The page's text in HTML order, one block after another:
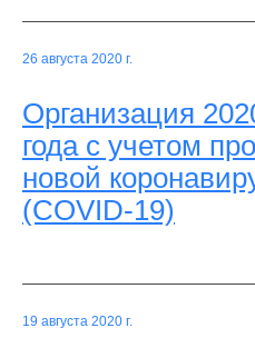
26 августа 2020 г.
Организация
года с учетом
новой
(COVID-19)
19 августа 2020 г.